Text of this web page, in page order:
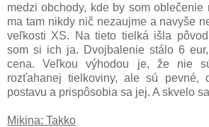
medzi obchody, kde by som oblečenie
ma tam nikdy nič nezaujme a navyše
veľkosti XS. Na tieto tielká išla
som si ich ja. Dvojbalenie stálo 6
cena. Veľkou výhodou je, že nie
rozťahanej tielkoviny, ale sú pevné,
postavu a prispôsobia sa jej. A skvelo
Mikina: Takko